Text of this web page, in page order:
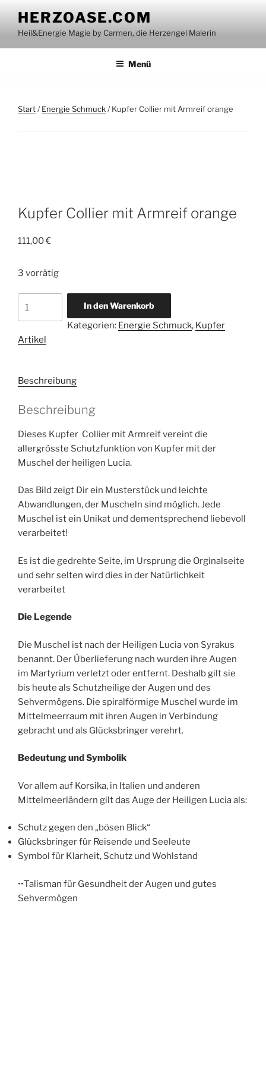
Inhalt
springen
HERZOASE.COM
Heil&Energie Magie by Carmen, die Herzengel Malerin
Menü
Start/Energie Schmuck/ Kupfer Collier mit Armreif orange
Kupfer Collier mit Armreif orange
111,00€
3 vorrätig
Collier
Armreif
In den Warenkorb
Kategorien: Energie Schmuck, Kupfer
Artikel
Beschreibung
Beschreibung
Dieses Kupfer Collier mit Armreif vereint die
allergrösste Schutzfunktion von Kupfer mit der
Muschel der heiligen Lucia.
Das Bild zeigt Dir ein Musterstück und leichte
Abwandlungen, der Muscheln sind möglich. Jede
Muschel ist ein Unikat und dementsprechend liebevoll
verarbeitet!
Es ist die gedrehte Seite, im Ursprung die Orginalseite
und sehr selten wird dies in der Natürlichkeit
verarbeitet
Die Legende
Die Muschel ist nach der Heiligen Lucia von Syrakus
benannt. Der Überlieferung nach wurden ihre Augen
im Martyrium verletzt oder entfernt. Deshalb gilt sie
bis heute als Schutzheilige der Augen und des
Sehvermögens. Die spiralförmige Muschel wurde im
Mittelmeerraum mit ihren Augen in Verbindung
gebracht und als Glücksbringer verehrt.
Bedeutung und Symbolik
Vor allem auf Korsika, in Italien und anderen
Mittelmeerländern gilt das Auge der Heiligen Lucia als:
Schutz gegen den „bösen Blick“
Glücksbringer für Reisende und Seeleute
Symbol für Klarheit, Schutz und Wohlstand
••Talisman für Gesundheit der Augen und gutes
Sehvermögen